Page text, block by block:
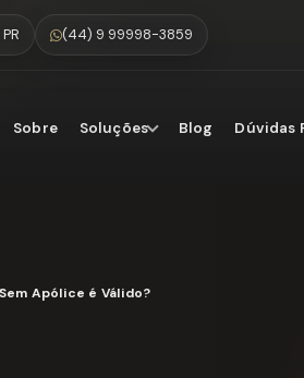
(44) 9 99998-3859
Sobre Soluções Blog Dúvidas
Apólice é Válido?